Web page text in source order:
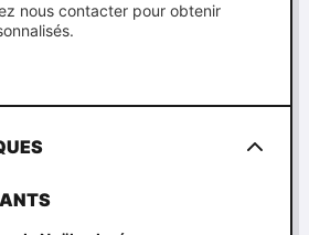
nous contacter pour obtenir